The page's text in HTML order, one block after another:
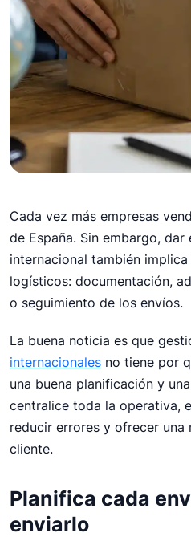
Cómo hacer
Descubre cómo simplificar
internacionales, evitar
logística de tu empresa.
Envíos Internacionales
Cada vez más empresas
de España. Sin embargo,
internacional también
logísticos: documentación,
o seguimiento de los envíos.
La buena noticia es que
internacionales no tiene por
una buena planificación y
centralice toda la operativa,
reducir errores y ofrecer una
cliente.
Planifica cada
enviarlo